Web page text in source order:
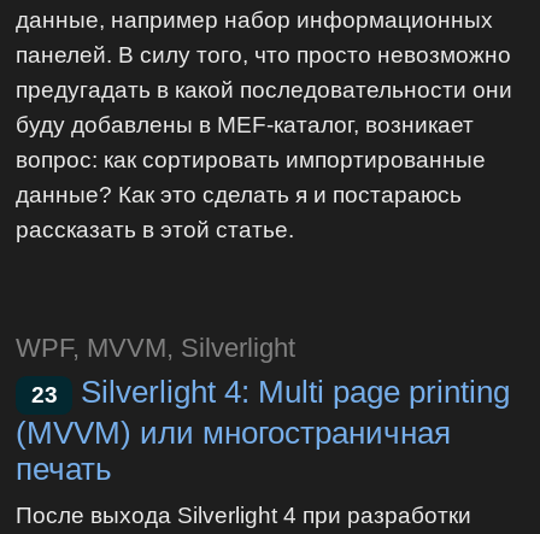
данные, например набор информационных
панелей. В силу того, что просто невозможно
предугадать в какой последовательности они
буду добавлены в MEF-каталог, возникает
вопрос: как сортировать импортированные
данные? Как это сделать я и постараюсь
рассказать в этой статье.
WPF, MVVM, Silverlight
23
Silverlight 4: Multi page printing
(MVVM) или многостраничная
печать
После выхода Silverlight 4 при разработки